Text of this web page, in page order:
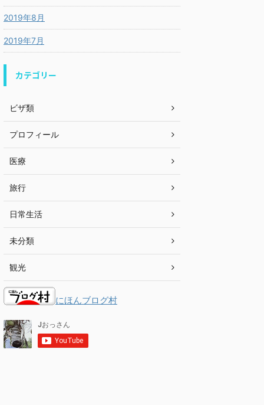
2019年8月
2019年7月
カテゴリー
ビザ類
プロフィール
医療
旅行
日常生活
未分類
観光
にほんブログ村